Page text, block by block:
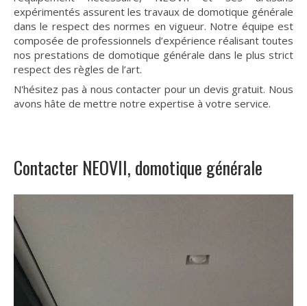
expérimentés assurent les travaux de domotique générale
dans le respect des normes en vigueur. Notre équipe est
composée de professionnels d’expérience réalisant toutes
nos prestations de domotique générale dans le plus strict
respect des règles de l’art.
N'hésitez pas à nous contacter pour un devis gratuit. Nous
avons hâte de mettre notre expertise à votre service.
Contacter NEOVII, domotique générale